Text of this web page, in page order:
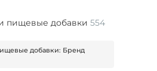
пищевые добавки 554
добавки: Бренд